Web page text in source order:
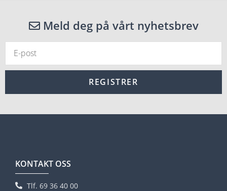
Meld deg på vårt nyhetsbrev
REGISTRER
KONTAKT OSS
Tlf. 69 36 40 00